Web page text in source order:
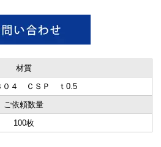
材質
０４ ＣＳＰ ｔ0.5
ご依頼数量
100枚